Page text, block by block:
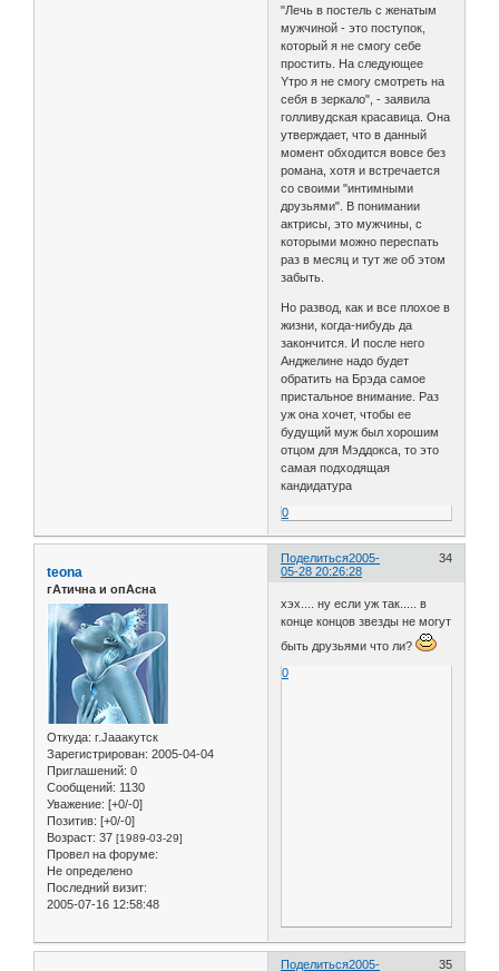
"Лечь в постель с женатым
мужчиной - это поступок,
который я не смогу себе
простить. На следующее
Yтро я не смогу смотреть на
себя в зеркало", - заявила
голливудская красавица. Она
утверждает, что в данный
момент обходится вовсе без
романа, хотя и встречается
со своими "интимными
друзьями". В понимании
актрисы, это мужчины, с
которыми можно переспать
раз в месяц и тут же об этом
забыть.
Но развод, как и все плохое в
жизни, когда-нибудь да
закончится. И после него
Анджелине надо будет
обратить на Брэда самое
пристальное внимание. Раз
уж она хочет, чтобы ее
будущий муж был хорошим
отцом для Мэддокса, то это
самая подходящая
кандидатура
0
Поделиться 34
2005-
05-28 20:26:28
teona
гАтична и опАсна
Откуда: г.Jaaaкутск
Зарегистрирован: 2005-04-04
Приглашений: 0
Сообщений: 1130
Уважение: [+0/-0]
Позитив: [+0/-0]
Возраст: 37 [1989-03-29]
Провел на форуме:
Не определено
Последний визит:
2005-07-16 12:58:48
хэх.... ну если уж так..... в
конце концов звезды не могут
быть друзьями что ли?
0
Поделиться 35
2005-